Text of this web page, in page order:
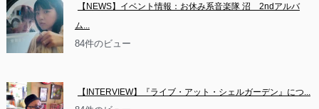
【NEWS】イベント情報：お休み系音楽隊 沼　2ndアルバ
ム...
84件のビュー
【INTERVIEW】『ライブ・アット・シェルガーデン』につ...